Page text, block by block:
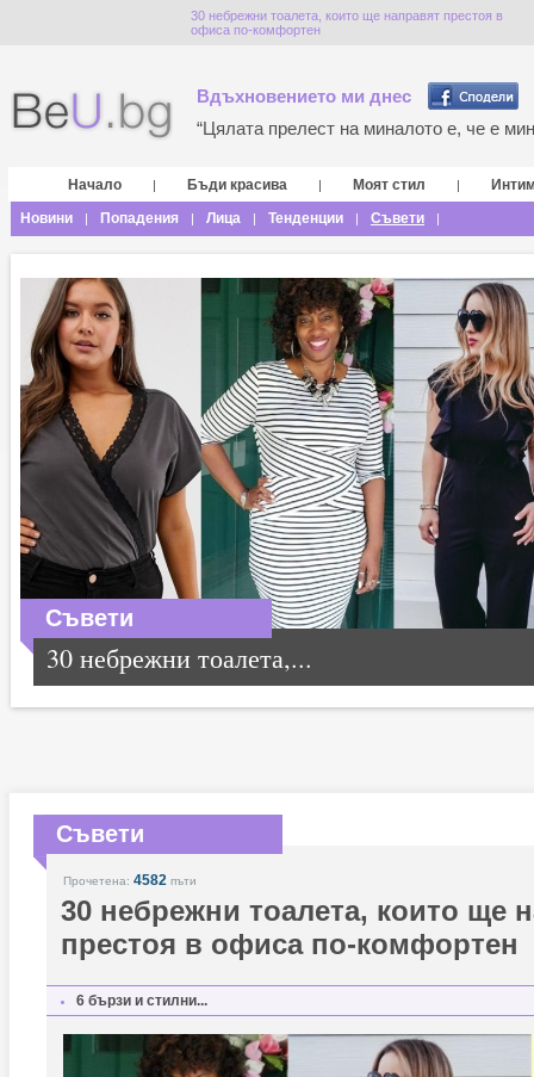
30 небрежни тоалета, които ще направят престоя в
офиса по-комфортен
Вдъхновението ми днес
“Цялата прелест на миналото е, че е
Начало | Бъди красива | Моят стил |
Новини
| Попадения | Лица | Тенденции | Съвети |
Съвети
30 небрежни тоалета,...
Съвети
Прочетена: 4582 пъти
30 небрежни тоалета, които ще
престоя в офиса по-комфортен
6 бързи и стилни...